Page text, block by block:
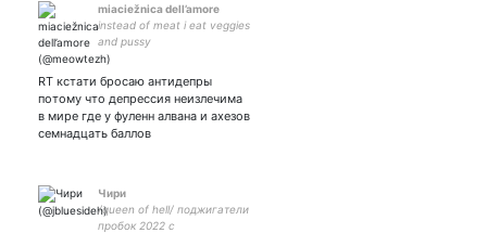
miaciežnica dell’amore
instead of meat i eat veggies
and pussy
RT кстати бросаю антидепры
потому что депрессия неизлечима
в мире где у фуленн алвана и ахезов
семнадцать баллов
Чири
/queen of hell/ поджигатели
пробок 2022 с